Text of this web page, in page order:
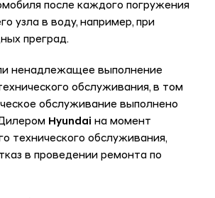
после каждого погружения
узла в воду, например, при
преград.
ненадлежащее выполнение
обслуживания, в том
обслуживание выполнено
Hyundai на момент
технического обслуживания,
в проведении ремонта по